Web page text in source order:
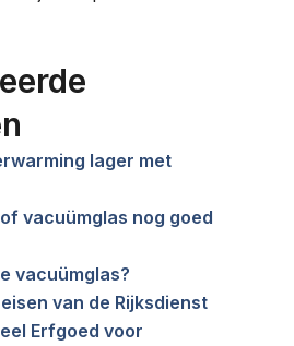
lager met
vacuümglas nog goed
vacuümglas?
van de Rijksdienst
Erfgoed voor